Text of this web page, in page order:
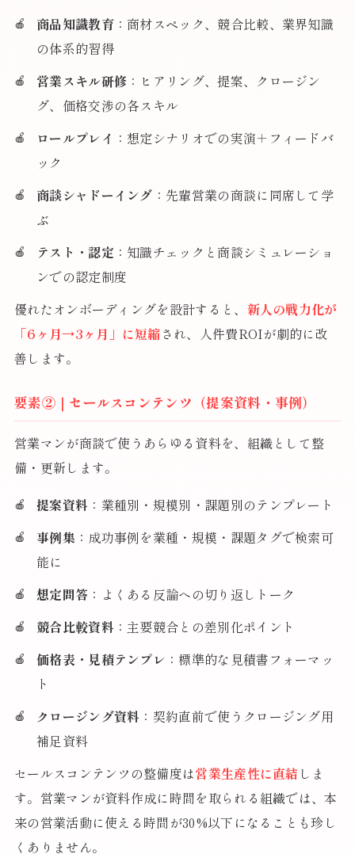
商品知識教育：商材スペック、競合比較、業界知識
の体系的習得
営業スキル研修 ：ヒアリング、提案、クロージン
グ、価格交渉の各スキル
ロールプレイ ：想定シナリオでの実演＋フィードバ
ック
商談シャドーイング ：先輩営業の商談に同席して学
ぶ
テスト・認定 ：知識チェックと商談シミュレーショ
ンでの認定制度
優れたオンボーディングを設計すると、 新人の戦力化が
「6ヶ月→3ヶ月」に短縮され、人件費ROIが劇的に改
善します。
要素②｜セールスコンテンツ（提案資料・事例）
営業マンが商談で使うあらゆる資料を、組織として整
備・更新します。
提案資料 ：業種別・規模別・課題別のテンプレート
事例集 ：成功事例を業種・規模・課題タグで検索可
能に
想定問答 ：よくある反論への切り返しトーク
競合比較資料 ：主要競合との差別化ポイント
価格表・見積テンプレ ：標準的な見積書フォーマッ
ト
クロージング資料 ：契約直前で使うクロージング用
補足資料
セールスコンテンツの整備度は営業生産性に直結 しま
す。営業マンが資料作成に時間を取られる組織では、本
来の営業活動に使える時間が30%以下になることも珍し
くありません。